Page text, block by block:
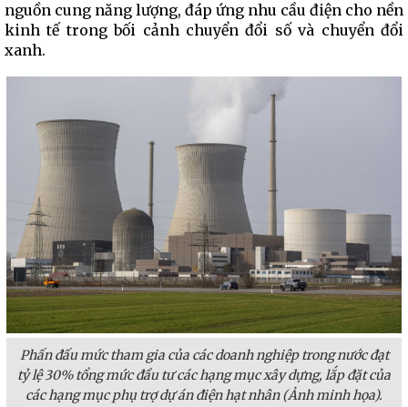
nguồn cung năng lượng, đáp ứng nhu cầu điện cho nền
kinh tế trong bối cảnh chuyển đổi số và chuyển đổi
xanh.
Phấn đấu mức tham gia của các doanh nghiệp trong nước đạt
tỷ lệ 30% tổng mức đầu tư các hạng mục xây dựng, lắp đặt của
các hạng mục phụ trợ dự án điện hạt nhân (Ảnh minh họa).